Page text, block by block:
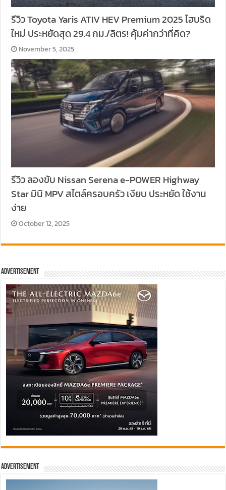
รีวิว Toyota Yaris ATIV HEV Premium 2025 ไฮบริด
ใหม่ ประหยัดสุด 29.4 กม./ลิตร! คุ้มค่ากว่าที่คิด?
November 5, 2025
รีวิว ลองขับ Nissan Serena e-POWER Highway
Star มินิ MPV สไตล์ครอบครัว เงียบ ประหยัด ใช้งาน
ง่าย
October 12, 2025
Advertisement
Advertisement